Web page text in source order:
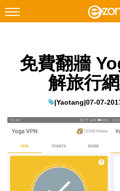
Facebook Instagram
遊戲動漫
EduTech
IT Times
免費翻牆
解旅行
|Yaotang|07-07-